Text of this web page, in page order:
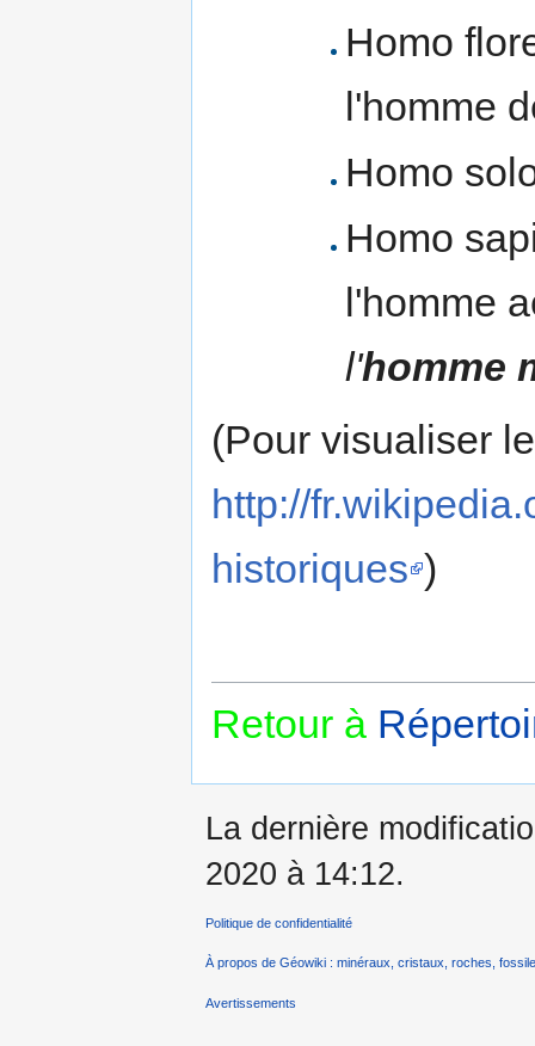
Homo
l'homme
Homo
Homo
l'homme
l'homme
(Pour visualiser
http://
historiques )
Retour à
La dernière
2020 à 14:12.
Politique de confidentialité
À propos de Géowiki : minéraux, cristaux, roches,
Avertissements